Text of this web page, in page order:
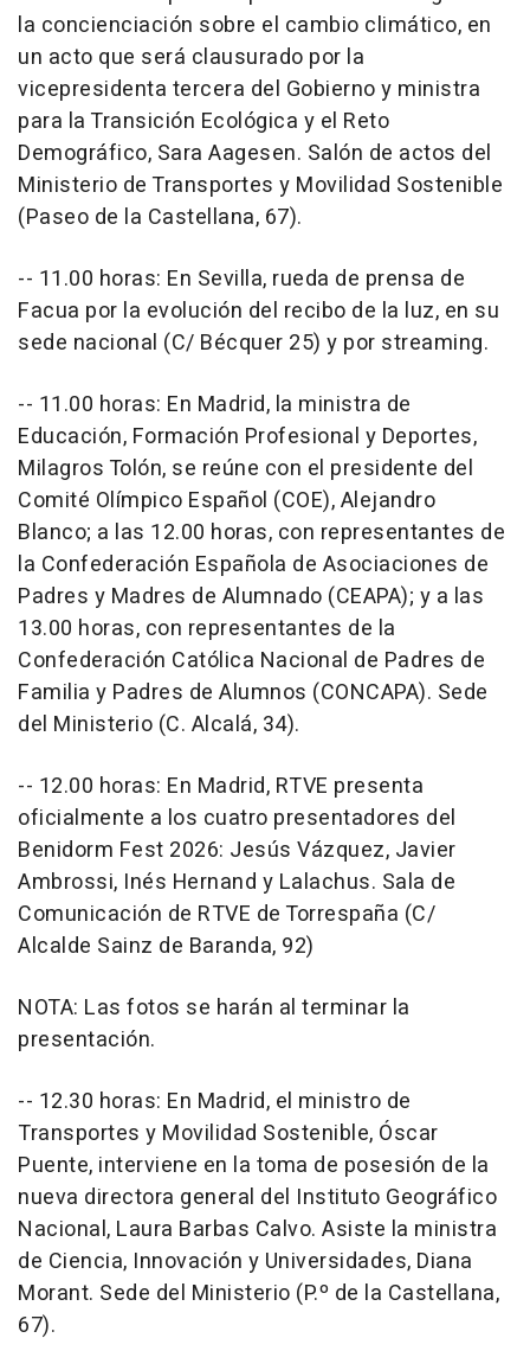
la concienciación sobre el cambio climático, en
un acto que será clausurado por la
vicepresidenta tercera del Gobierno y ministra
para la Transición Ecológica y el Reto
Demográfico, Sara Aagesen. Salón de actos del
Ministerio de Transportes y Movilidad Sostenible
(Paseo de la Castellana, 67).
-- 11.00 horas: En Sevilla, rueda de prensa de
Facua por la evolución del recibo de la luz, en su
sede nacional (C/ Bécquer 25) y por streaming.
-- 11.00 horas: En Madrid, la ministra de
Educación, Formación Profesional y Deportes,
Milagros Tolón, se reúne con el presidente del
Comité Olímpico Español (COE), Alejandro
Blanco; a las 12.00 horas, con representantes de
la Confederación Española de Asociaciones de
Padres y Madres de Alumnado (CEAPA); y a las
13.00 horas, con representantes de la
Confederación Católica Nacional de Padres de
Familia y Padres de Alumnos (CONCAPA). Sede
del Ministerio (C. Alcalá, 34).
-- 12.00 horas: En Madrid, RTVE presenta
oficialmente a los cuatro presentadores del
Benidorm Fest 2026: Jesús Vázquez, Javier
Ambrossi, Inés Hernand y Lalachus. Sala de
Comunicación de RTVE de Torrespaña (C/
Alcalde Sainz de Baranda, 92)
NOTA: Las fotos se harán al terminar la
presentación.
-- 12.30 horas: En Madrid, el ministro de
Transportes y Movilidad Sostenible, Óscar
Puente, interviene en la toma de posesión de la
nueva directora general del Instituto Geográfico
Nacional, Laura Barbas Calvo. Asiste la ministra
de Ciencia, Innovación y Universidades, Diana
Morant. Sede del Ministerio (P.º de la Castellana,
67).